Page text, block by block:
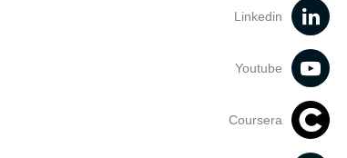
Linkedin
Youtube
Coursera